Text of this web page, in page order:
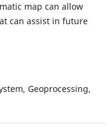
map can allow
can assist in future
Geoprocessing,